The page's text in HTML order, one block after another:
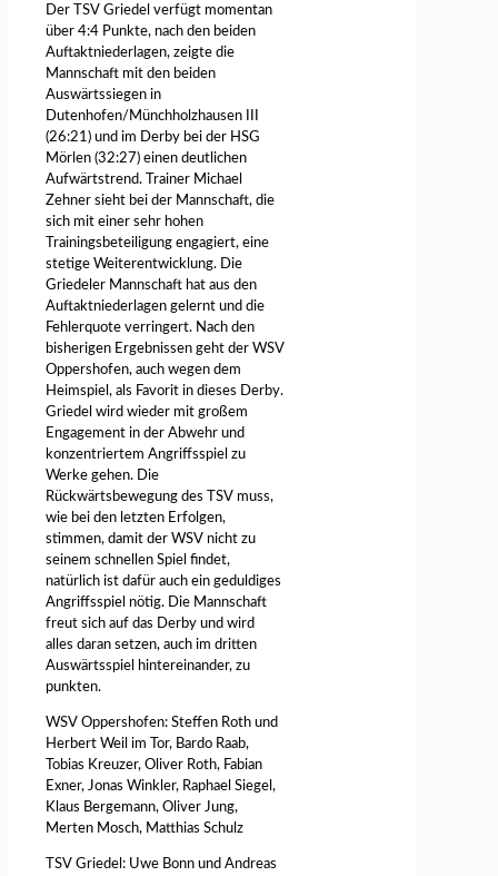
Der TSV Griedel verfügt momentan
über 4:4 Punkte, nach den beiden
Auftaktniederlagen, zeigte die
Mannschaft mit den beiden
Auswärtssiegen in
Dutenhofen/Münchholzhausen III
(26:21) und im Derby bei der HSG
Mörlen (32:27) einen deutlichen
Aufwärtstrend. Trainer Michael
Zehner sieht bei der Mannschaft, die
sich mit einer sehr hohen
Trainingsbeteiligung engagiert, eine
stetige Weiterentwicklung. Die
Griedeler Mannschaft hat aus den
Auftaktniederlagen gelernt und die
Fehlerquote verringert. Nach den
bisherigen Ergebnissen geht der WSV
Oppershofen, auch wegen dem
Heimspiel, als Favorit in dieses Derby.
Griedel wird wieder mit großem
Engagement in der Abwehr und
konzentriertem Angriffsspiel zu
Werke gehen. Die
Rückwärtsbewegung des TSV muss,
wie bei den letzten Erfolgen,
stimmen, damit der WSV nicht zu
seinem schnellen Spiel findet,
natürlich ist dafür auch ein geduldiges
Angriffsspiel nötig. Die Mannschaft
freut sich auf das Derby und wird
alles daran setzen, auch im dritten
Auswärtsspiel hintereinander, zu
punkten.
WSV Oppershofen: Steffen Roth und
Herbert Weil im Tor, Bardo Raab,
Tobias Kreuzer, Oliver Roth, Fabian
Exner, Jonas Winkler, Raphael Siegel,
Klaus Bergemann, Oliver Jung,
Merten Mosch, Matthias Schulz
TSV Griedel: Uwe Bonn und Andreas